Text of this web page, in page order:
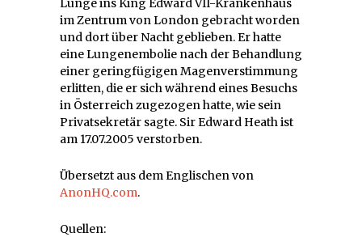
Lunge ins King Edward VII-Krankenhaus
im Zentrum von London gebracht worden
und dort über Nacht geblieben. Er hatte
eine Lungenembolie nach der Behandlung
einer geringfügigen Magenverstimmung
erlitten, die er sich während eines Besuchs
in Österreich zugezogen hatte, wie sein
Privatsekretär sagte. Sir Edward Heath ist
am 17.07.2005 verstorben.
Übersetzt aus dem Englischen von
AnonHQ.com.
Quellen: